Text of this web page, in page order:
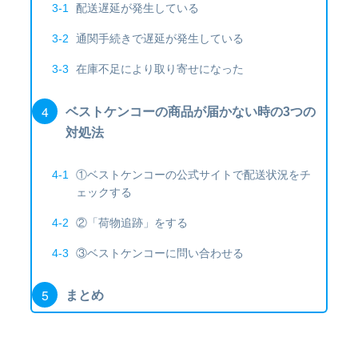
配送遅延が発生している
通関手続きで遅延が発生している
在庫不足により取り寄せになった
ベストケンコーの商品が届かない時の3つの
対処法
①ベストケンコーの公式サイトで配送状況をチ
ェックする
②「荷物追跡」をする
③ベストケンコーに問い合わせる
まとめ